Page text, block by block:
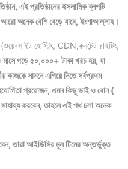
এই প্রতিষ্ঠানের ইসলামিক ব্লগটি
আরো অনেক বেশি বেড়ে যাবে, ইংশাআল্লাহ।
(ওয়েবসাইট হোস্টিং, CDN,কনটেন্ট রাইটিং,
মাসে গড়ে ৫০,০০০+ টাকা খরচ হয়, যা
কাজকে সামনে এগিয়ে নিতে সর্বপ্রথম
প্রয়োজন, এমন কিছু ভাই ও বোন (
সাহায্য করবেন, তাহলে এই পথ চলা অনেক
তারা আইডিসির মুল টিমের অন্তর্ভুক্ত